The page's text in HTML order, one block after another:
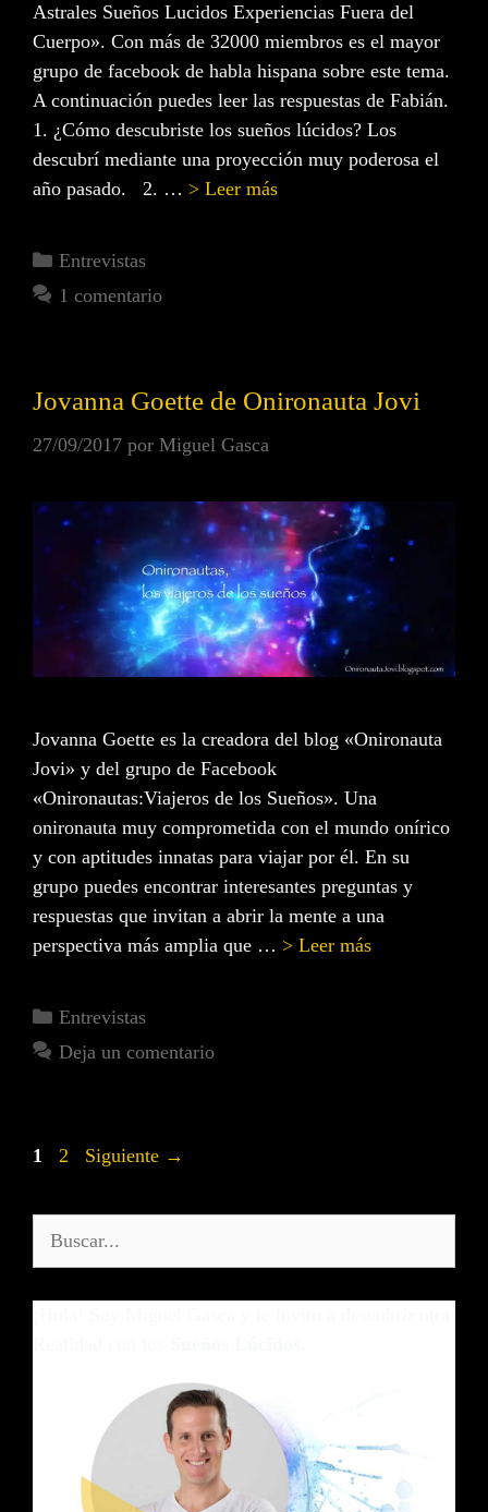
Astrales Sueños Lucidos Experiencias Fuera del
Cuerpo». Con más de 32000 miembros es el mayor
grupo de facebook de habla hispana sobre este tema.
A continuación puedes leer las respuestas de Fabián.
1. ¿Cómo descubriste los sueños lúcidos? Los
descubrí mediante una proyección muy poderosa el
año pasado. 2. … > Leer más
Entrevistas
1 comentario
Jovanna Goette de Onironauta Jovi
27/09/2017 por Miguel Gasca
Jovanna Goette es la creadora del blog «Onironauta
Jovi» y del grupo de Facebook
«Onironautas:Viajeros de los Sueños». Una
onironauta muy comprometida con el mundo onírico
y con aptitudes innatas para viajar por él. En su
grupo puedes encontrar interesantes preguntas y
respuestas que invitan a abrir la mente a una
perspectiva más amplia que … > Leer más
Entrevistas
Deja un comentario
1 2 Siguiente →